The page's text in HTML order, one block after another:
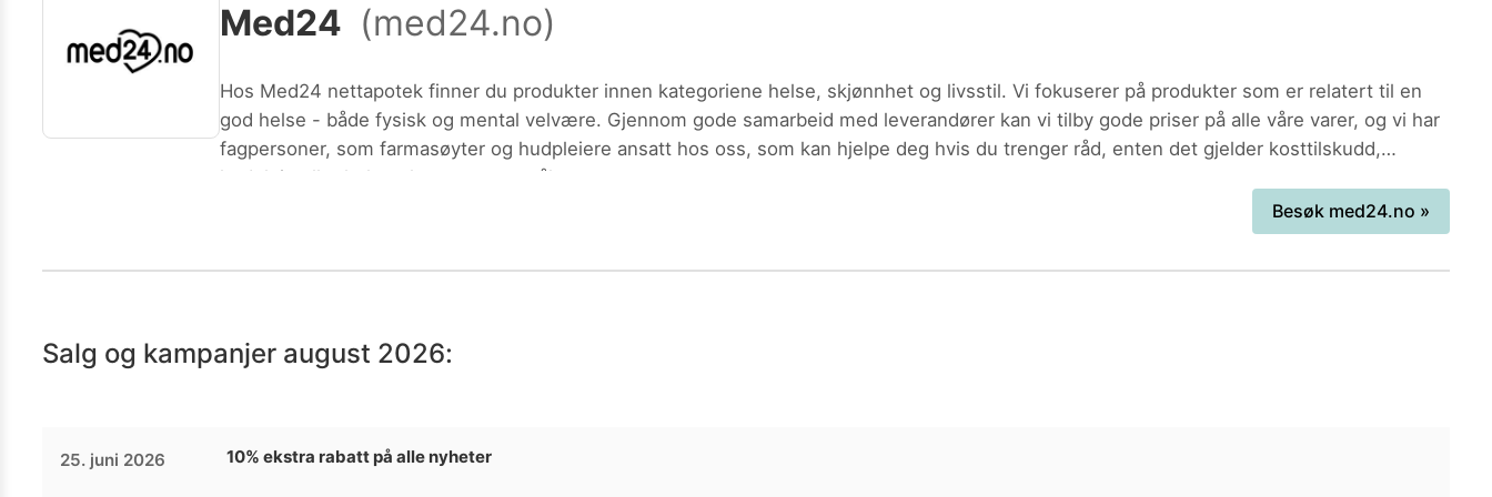
Send inn
Vil du være med i tipsekonkurransen kan du oppgi kontaktdetaljer i neste steg.
Med24 (med24.no)
Hos Med24 nettapotek finner du produkter innen kategoriene helse, skjønnhet og livsstil. Vi fokuserer på produkter som er relatert til en
god helse - både fysisk og mental velvære. Gjennom gode samarbeid med leverandører kan vi tilby gode priser på alle våre varer, og vi har
fagpersoner, som farmasøyter og hudpleiere ansatt hos oss, som kan hjelpe deg hvis du trenger råd, enten det gjelder kosttilskudd,
hudpleie eller helserelaterte spørsmål.
Besøk med24.no »
Salg og kampanjer august 2026:
25. juni 2026 10% ekstra rabatt på alle nyheter